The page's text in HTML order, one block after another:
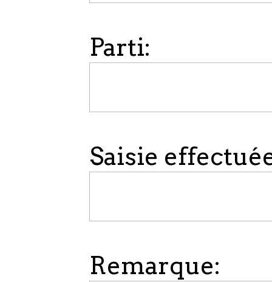
Parti:
Saisie
Remarque: